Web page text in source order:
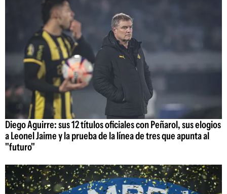
Diego Aguirre: sus 12 títulos oficiales con Peñarol, sus elogios
a Leonel Jaime y la prueba de la línea de tres que apunta al
"futuro"